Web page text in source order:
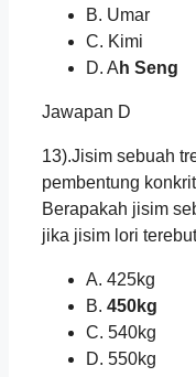
B. Umar
C. Kimi
D. A h Seng
Jawapan D
13).Jisim sebuah
pembentung
Berapakah jisim
jika jisim lori
A. 425kg
B. 450kg
C. 540kg
D. 550kg